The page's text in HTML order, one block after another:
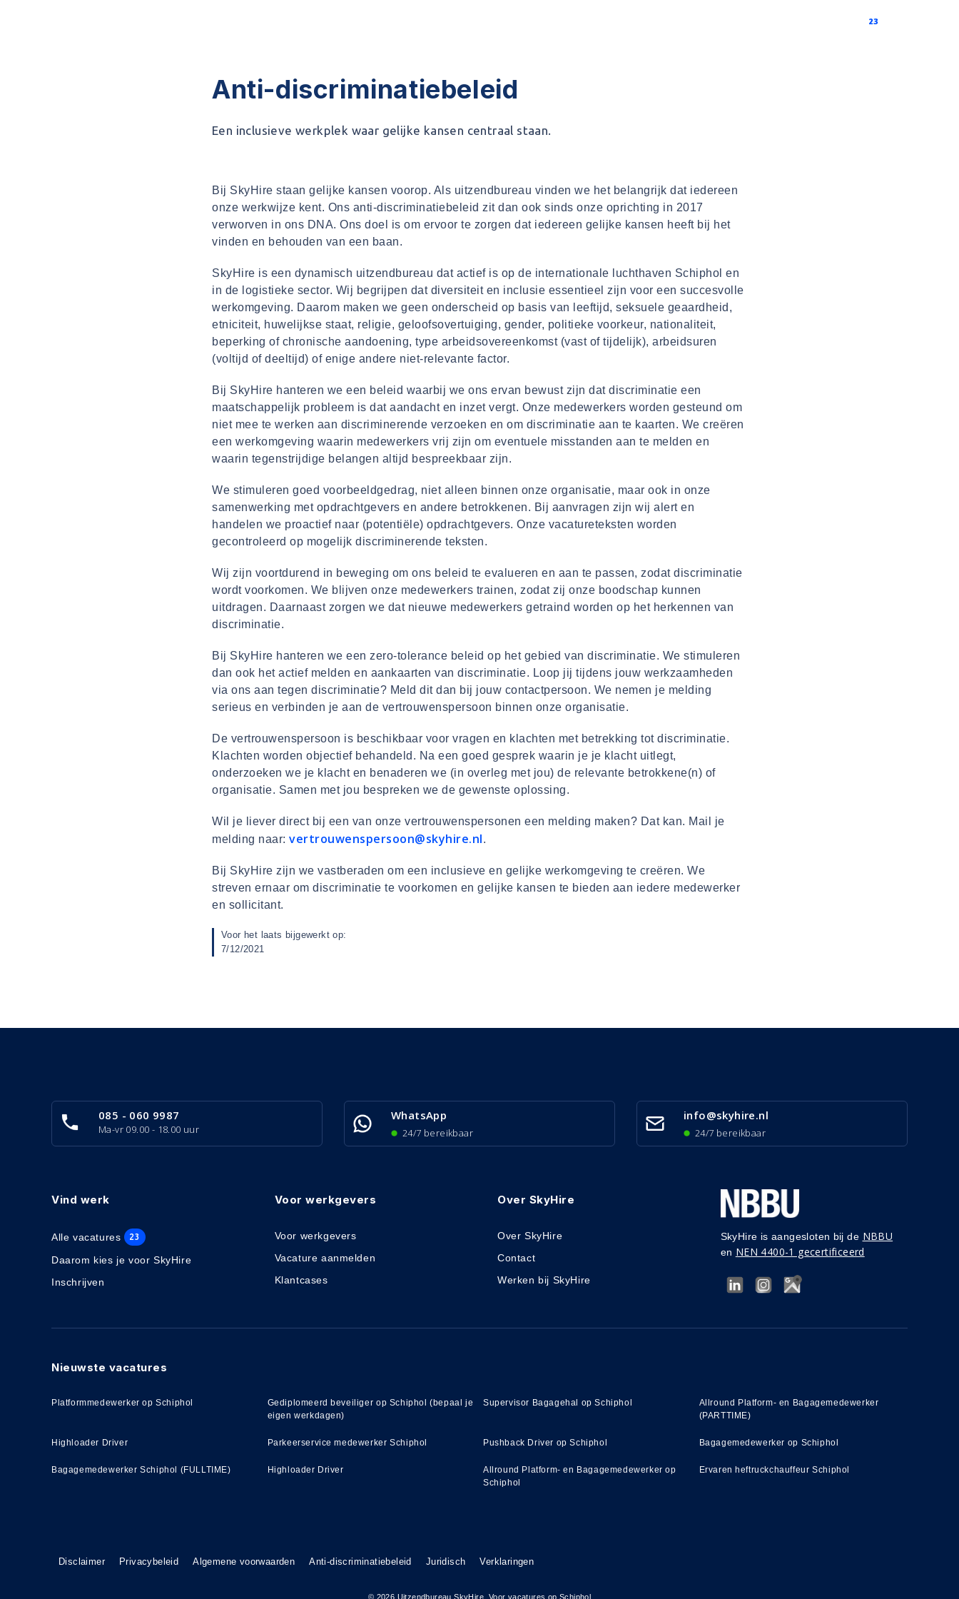
23
Anti-discriminatiebeleid
Een inclusieve werkplek waar gelijke kansen centraal staan.
Bij SkyHire staan gelijke kansen voorop. Als uitzendbureau vinden we het belangrijk dat iedereen
onze werkwijze kent. Ons anti-discriminatiebeleid zit dan ook sinds onze oprichting in 2017
verworven in ons DNA. Ons doel is om ervoor te zorgen dat iedereen gelijke kansen heeft bij het
vinden en behouden van een baan.
SkyHire is een dynamisch uitzendbureau dat actief is op de internationale luchthaven Schiphol en
in de logistieke sector. Wij begrijpen dat diversiteit en inclusie essentieel zijn voor een succesvolle
werkomgeving. Daarom maken we geen onderscheid op basis van leeftijd, seksuele geaardheid,
etniciteit, huwelijkse staat, religie, geloofsovertuiging, gender, politieke voorkeur, nationaliteit,
beperking of chronische aandoening, type arbeidsovereenkomst (vast of tijdelijk), arbeidsuren
(voltijd of deeltijd) of enige andere niet-relevante factor.
Bij SkyHire hanteren we een beleid waarbij we ons ervan bewust zijn dat discriminatie een
maatschappelijk probleem is dat aandacht en inzet vergt. Onze medewerkers worden gesteund om
niet mee te werken aan discriminerende verzoeken en om discriminatie aan te kaarten. We creëren
een werkomgeving waarin medewerkers vrij zijn om eventuele misstanden aan te melden en
waarin tegenstrijdige belangen altijd bespreekbaar zijn.
We stimuleren goed voorbeeldgedrag, niet alleen binnen onze organisatie, maar ook in onze
samenwerking met opdrachtgevers en andere betrokkenen. Bij aanvragen zijn wij alert en
handelen we proactief naar (potentiële) opdrachtgevers. Onze vacatureteksten worden
gecontroleerd op mogelijk discriminerende teksten.
Wij zijn voortdurend in beweging om ons beleid te evalueren en aan te passen, zodat discriminatie
wordt voorkomen. We blijven onze medewerkers trainen, zodat zij onze boodschap kunnen
uitdragen. Daarnaast zorgen we dat nieuwe medewerkers getraind worden op het herkennen van
discriminatie.
Bij SkyHire hanteren we een zero-tolerance beleid op het gebied van discriminatie. We stimuleren
dan ook het actief melden en aankaarten van discriminatie. Loop jij tijdens jouw werkzaamheden
via ons aan tegen discriminatie? Meld dit dan bij jouw contactpersoon. We nemen je melding
serieus en verbinden je aan de vertrouwenspersoon binnen onze organisatie.
De vertrouwenspersoon is beschikbaar voor vragen en klachten met betrekking tot discriminatie.
Klachten worden objectief behandeld. Na een goed gesprek waarin je je klacht uitlegt,
onderzoeken we je klacht en benaderen we (in overleg met jou) de relevante betrokkene(n) of
organisatie. Samen met jou bespreken we de gewenste oplossing.
Wil je liever direct bij een van onze vertrouwenspersonen een melding maken? Dat kan. Mail je
melding naar: vertrouwenspersoon@skyhire.nl.
Bij SkyHire zijn we vastberaden om een inclusieve en gelijke werkomgeving te creëren. We
streven ernaar om discriminatie te voorkomen en gelijke kansen te bieden aan iedere medewerker
en sollicitant.
Voor het laats bijgewerkt op:
7/12/2021
085 - 060 9987
Ma-vr 09.00 - 18.00 uur
WhatsApp
24/7 bereikbaar
info@skyhire.nl
24/7 bereikbaar
Vind werk
Alle vacatures 23
Daarom kies je voor SkyHire
Inschrijven
Voor werkgevers
Voor werkgevers
Vacature aanmelden
Klantcases
Over SkyHire
Over SkyHire
Contact
Werken bij SkyHire
SkyHire is aangesloten bij de NBBU
en NEN 4400-1 gecertificeerd
Nieuwste vacatures
Platformmedewerker op Schiphol
Gediplomeerd beveiliger op Schiphol (bepaal je
eigen werkdagen)
Supervisor Bagagehal op Schiphol
Allround Platform- en Bagagemedewerker
(PARTTIME)
Highloader Driver Parkeerservice medewerker Schiphol Pushback Driver op Schiphol Bagagemedewerker op Schiphol
Bagagemedewerker Schiphol (FULLTIME) Highloader Driver
Allround Platform- en Bagagemedewerker op
Schiphol
Ervaren heftruckchauffeur Schiphol
Disclaimer Privacybeleid Algemene voorwaarden Anti-discriminatiebeleid Juridisch Verklaringen
© 2026 Uitzendbureau SkyHire. Voor vacatures op Schiphol